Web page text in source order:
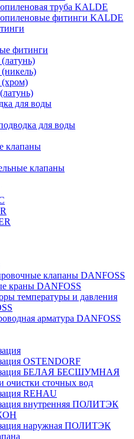
труба KALDE
фитинги KALDE
фитинги
для воды
для воды
клапаны
клапаны
клапаны DANFOSS
краны DANFOSS
температуры и давления
арматура DANFOSS
OSTENDORF
БЕЛАЯ БЕСШУМНАЯ
очистки сточных вод
REHAU
внутренняя ПОЛИТЭК
наружная ПОЛИТЭК